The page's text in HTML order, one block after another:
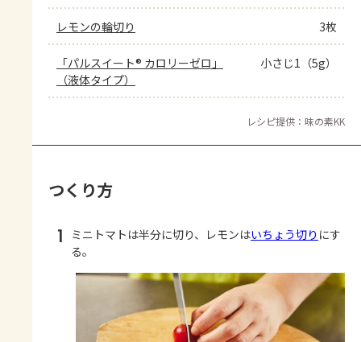
レモンの輪切り 3枚
「パルスイート® カロリーゼロ」
（液体タイプ）
小さじ1（5g）
レシピ提供：味の素KK
つくり方
1 ミニトマトは半分に切り、レモンはいちょう切り にす
る。